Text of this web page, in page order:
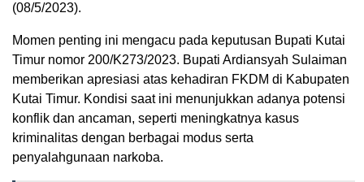
(08/5/2023).
Momen penting ini mengacu pada keputusan Bupati Kutai
Timur nomor 200/K273/2023. Bupati Ardiansyah Sulaiman
memberikan apresiasi atas kehadiran FKDM di Kabupaten
Kutai Timur. Kondisi saat ini menunjukkan adanya potensi
konflik dan ancaman, seperti meningkatnya kasus
kriminalitas dengan berbagai modus serta
penyalahgunaan narkoba.